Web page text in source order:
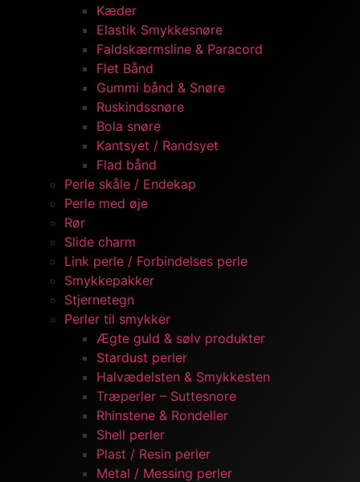
Kæder
Elastik Smykkesnøre
Faldskærmsline & Paracord
Flet Bånd
Gummi bånd & Snøre
Ruskindssnøre
Bola snøre
Kantsyet / Randsyet
Flad bånd
Perle skåle / Endekap
Perle med øje
Rør
Slide charm
Link perle / Forbindelses perle
Smykkepakker
Stjernetegn
Perler til smykker
Ægte guld & sølv produkter
Stardust perler
Halvædelsten & Smykkesten
Træperler – Suttesnore
Rhinstene & Rondeller
Shell perler
Plast / Resin perler
Metal / Messing perler